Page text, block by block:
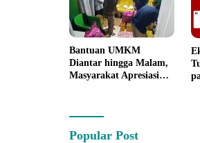
Bantuan UMKM
Diantar hingga Malam,
Masyarakat Apresiasi
Popular Post